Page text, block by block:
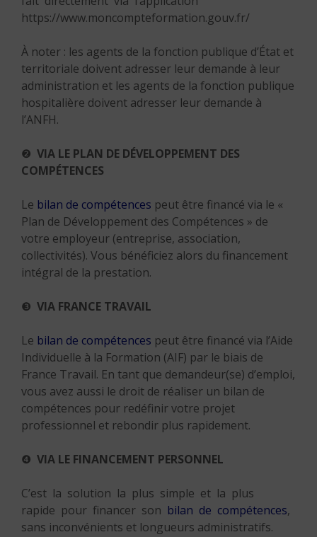
https://www.moncompteformation.gouv.fr/
À noter : les agents de la fonction publique d’État et
territoriale doivent adresser leur demande à leur
administration et les agents de la fonction publique
hospitalière doivent adresser leur demande à
l’ANFH.
❷ VIA LE PLAN DE DÉVELOPPEMENT DES
COMPÉTENCES
Le bilan de compétences peut être financé via le «
Plan de Développement des Compétences » de
votre employeur (entreprise, association,
collectivités). Vous bénéficiez alors du financement
intégral de la prestation.
❸ VIA FRANCE TRAVAIL
Le bilan de compétences peut être financé via l’Aide
Individuelle à la Formation (AIF) par le biais de
France Travail. En tant que demandeur(se) d’emploi,
vous avez aussi le droit de réaliser un bilan de
compétences pour redéfinir votre projet
professionnel et rebondir plus rapidement.
❹ VIA LE FINANCEMENT PERSONNEL
C’est la solution la plus simple et la plus
rapide pour financer son bilan de compétences,
sans inconvénients et longueurs administratifs.